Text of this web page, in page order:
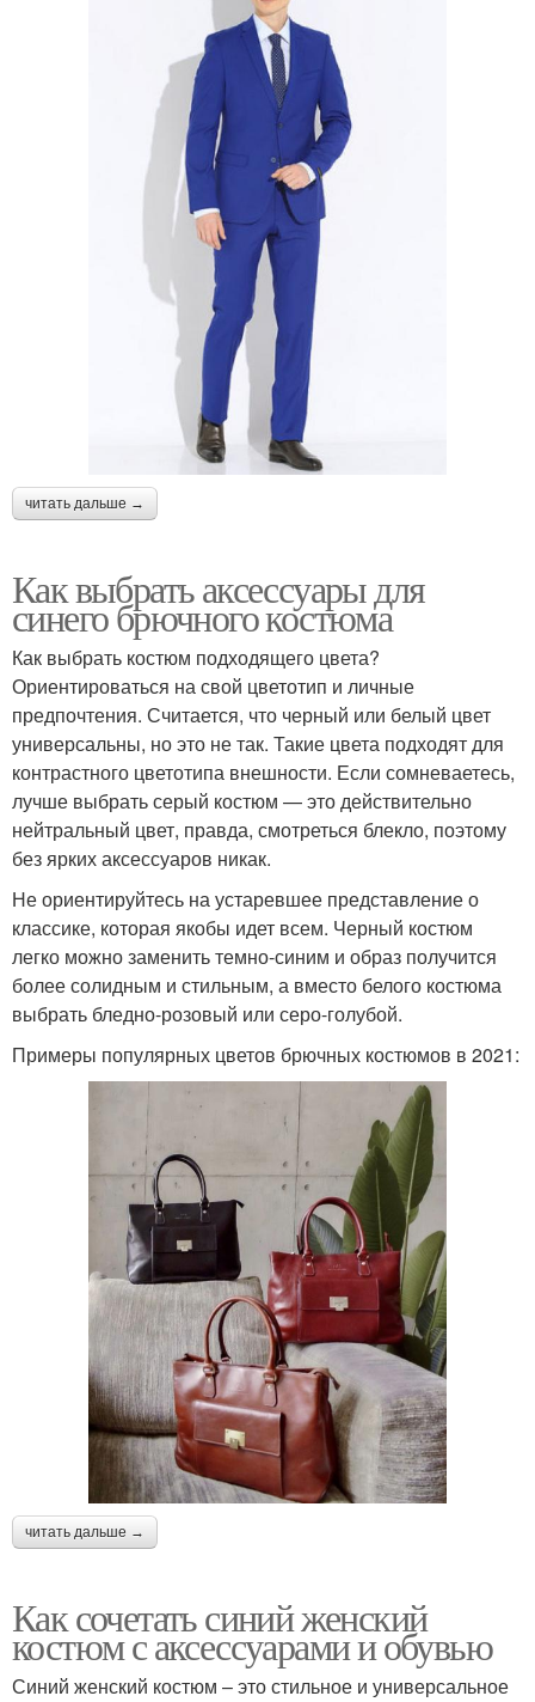
читать дальше →
Как выбрать аксессуары для
синего брючного костюма
Как выбрать костюм подходящего цвета?
Ориентироваться на свой цветотип и личные
предпочтения. Считается, что черный или белый цвет
универсальны, но это не так. Такие цвета подходят для
контрастного цветотипа внешности. Если сомневаетесь,
лучше выбрать серый костюм — это действительно
нейтральный цвет, правда, смотреться блекло, поэтому
без ярких аксессуаров никак.
Не ориентируйтесь на устаревшее представление о
классике, которая якобы идет всем. Черный костюм
легко можно заменить темно-синим и образ получится
более солидным и стильным, а вместо белого костюма
выбрать бледно-розовый или серо-голубой.
Примеры популярных цветов брючных костюмов в 2021:
читать дальше →
Как сочетать синий женский
костюм с аксессуарами и обувью
Синий женский костюм – это стильное и универсальное